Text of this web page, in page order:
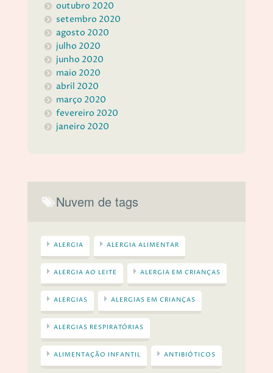
outubro 2020
setembro 2020
agosto 2020
julho 2020
junho 2020
maio 2020
abril 2020
março 2020
fevereiro 2020
janeiro 2020
Nuvem de tags
ALERGIA ALERGIA ALIMENTAR
ALERGIA AO LEITE ALERGIA EM CRIANÇAS
ALERGIAS ALERGIAS EM CRIANÇAS
ALERGIAS RESPIRATÓRIAS
ALIMENTAÇÃO INFANTIL ANTIBIÓTICOS